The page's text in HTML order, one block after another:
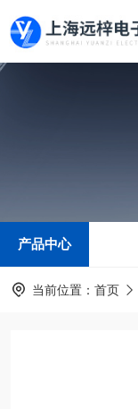
产品中心
当前位置： 首页